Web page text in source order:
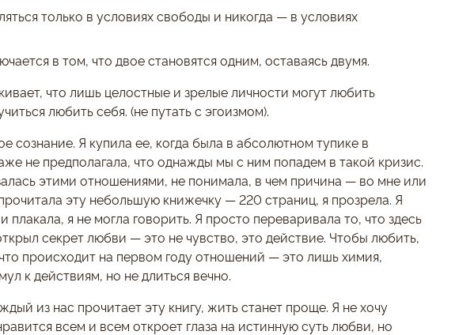
только в условиях свободы и никогда — в условиях
в том, что двое становятся одним, оставаясь двумя.
что лишь целостные и зрелые личности могут любить
любить себя. (не путать с эгоизмом).
сознание. Я купила ее, когда была в абсолютном тупике в
не предполагала, что однажды мы с ним попадем в такой кризис.
этими отношениями, не понимала, в чем причина — во мне или
эту небольшую книжечку — 220 страниц, я прозрела. Я
плакала, я не могла говорить. Я просто переваривала то, что здесь
секрет любви — это не чувство, это действие. Чтобы любить,
происходит на первом году отношений — это лишь химия,
к действиям, но не длиться вечно.
из нас прочитает эту книгу, жить станет проще. Я не хочу
всем и всем откроет глаза на истинную суть любви, но